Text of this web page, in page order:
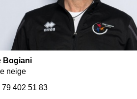
Bogiani
neige
402 51 83